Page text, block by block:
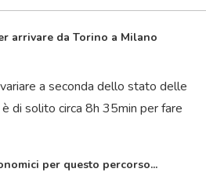
arrivare da Torino a Milano
a seconda dello stato delle
di solito circa 8h 35min per fare
per questo percorso...